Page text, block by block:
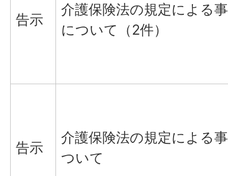
告示
介護保険法の規定による
について（2件）
告示
介護保険法の規定による
ついて